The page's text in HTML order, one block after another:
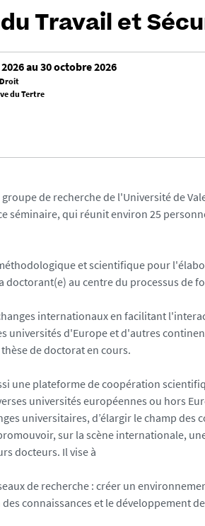
Travail et
au 30 octobre 2026
du Tertre
groupe de recherche de l'Université de
séminaire, qui réunit environ 25
et scientifique pour
doctorant(e) au centre du processus de
internationaux en facilitant
universités d'Europe et d'autres
de doctorat en cours.
une plateforme de coopération
universités européennes ou hors
universitaires, d’élargir le champ
sur la scène internationale,
docteurs. Il vise à
de recherche : créer un
connaissances et le développement